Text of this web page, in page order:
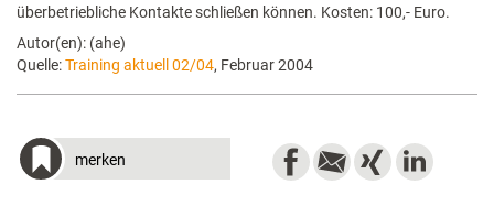
überbetriebliche Kontakte schließen können. Kosten: 100,- Euro.
Autor(en): (ahe)
Quelle:Training aktuell 02/04, Februar 2004
merken